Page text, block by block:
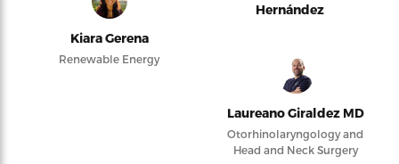
Kiara Gerena
Renewable Energy
Hernández
Laureano Giraldez MD
Otorhinolaryngology and
Head and Neck Surgery